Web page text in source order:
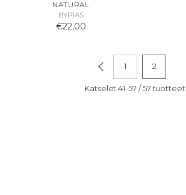
NATURAL
BYPIAS
€22,00
1 2
Katselet 41-57 / 57 tuotteet